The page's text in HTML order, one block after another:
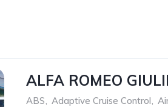
ALFA ROMEO
ABS, Adaptive Cruise Control,